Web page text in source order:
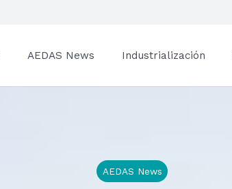
AEDAS News Industrialización
AEDAS News